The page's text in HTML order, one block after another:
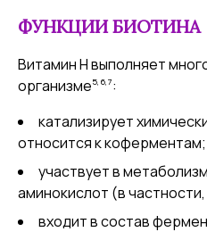
ФУНКЦИИ БИОТИНА
Витамин Н выполняет
организме5,6,7:
катализирует
относится к коферментам;
участвует в
аминокислот (в
входит в состав